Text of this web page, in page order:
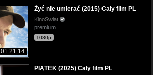
01:21:14
Żyć nie umierać (2015) Cały film PL
KinoSwiat
premium
1080p
PIĄTEK (2025) Cały film PL